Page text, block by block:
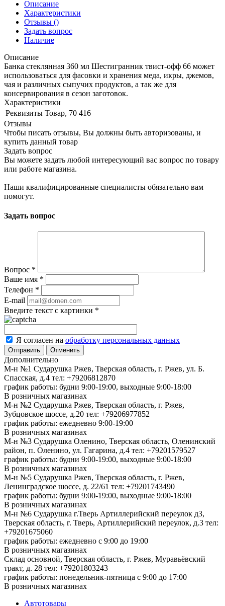
Описание
Характеристики
Отзывы ()
Задать вопрос
Наличие
Описание
Банка стеклянная 360 мл Шестигранник твист-офф 66 может
использоваться для фасовки и хранения меда, икры, джемов,
чая и различных сыпучих продуктов, а так же для
консервирования в сезон заготовок.
Характеристики
Реквизиты Товар, 70 416
Отзывы
Чтобы писать отзывы, Вы должны быть авторизованы, и
купить данный товар
Задать вопрос
Вы можете задать любой интересующий вас вопрос по товару
или работе магазина.
Наши квалифицированные специалисты обязательно вам
помогут.
Задать вопрос
Вопрос *
Ваше имя *
Телефон *
E-mail
Введите текст с картинки *
Я согласен на обработку персональных данных
Отменить
Дополнительно
М-н №1 Сударушка Ржев, Тверская область, г. Ржев, ул. Б.
Спасская, д.4 тел: +79206812870
график работы: будни 9:00-19:00, выходные 9:00-18:00
В розничных магазинах
М-н №2 Cударушка Ржев, Тверская область, г. Ржев,
Зубцовское шоссе, д.20 тел: +79206977852
график работы: ежедневно 9:00-19:00
В розничных магазинах
М-н №3 Сударушка Оленино, Тверская область, Оленинский
район, п. Оленино, ул. Гагарина, д.4 тел: +79201579527
график работы: будни 9:00-19:00, выходные 9:00-18:00
В розничных магазинах
М-н №5 Сударушка Ржев, Тверская область, г. Ржев,
Ленинградское шоссе, д. 22/61 тел: +79201743490
график работы: будни 9:00-19:00, выходные 9:00-18:00
В розничных магазинах
М-н №6 Сударушка г.Тверь Артиллерийский переулок д3,
Тверская область, г. Тверь, Артиллерийский переулок, д.3 тел:
+79201675060
график работы: ежедневно с 9:00 до 19:00
В розничных магазинах
Склад основной, Тверская область, г. Ржев, Муравьёвский
тракт, д. 28 тел: +79201803243
график работы: понедельник-пятница с 9:00 до 17:00
В розничных магазинах
Автотовары